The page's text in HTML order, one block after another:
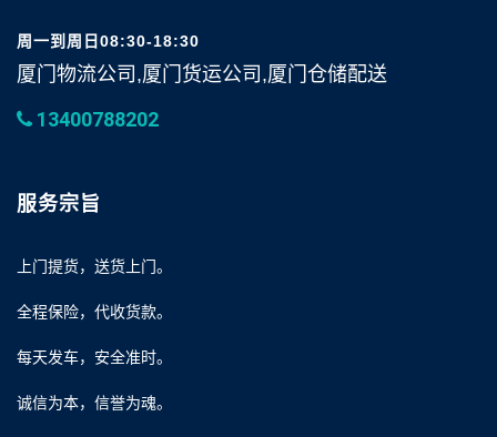
周一到周日08:30-18:30
厦门物流公司,厦门货运公司,厦门仓储配送
13400788202
服务宗旨
上门提货，送货上门。
全程保险，代收货款。
每天发车，安全准时。
诚信为本，信誉为魂。